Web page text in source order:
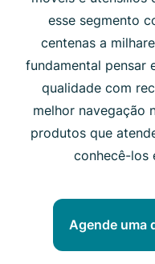
esse segmento
centenas a
fundamental pensar
qualidade com
melhor navegação
produtos que
conhecê-los
Agende uma